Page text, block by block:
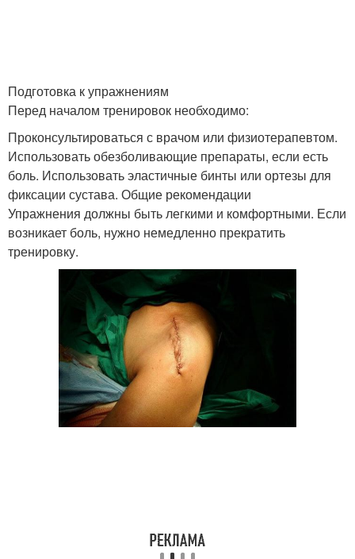
Подготовка к упражнениям
Перед началом тренировок необходимо:
Проконсультироваться с врачом или физиотерапевтом.
Использовать обезболивающие препараты, если есть
боль. Использовать эластичные бинты или ортезы для
фиксации сустава. Общие рекомендации
Упражнения должны быть легкими и комфортными. Если
возникает боль, нужно немедленно прекратить
тренировку.